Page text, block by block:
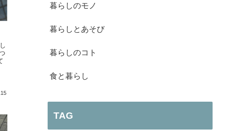
暮らしのモノ
暮らしとあそび
暮らしのコト
食と暮らし
TAG